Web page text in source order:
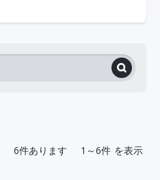
6件あります 1～6件 を表示